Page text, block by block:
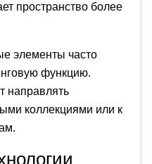
пространство более
элементы часто
функцию.
направлять
коллекциями или к